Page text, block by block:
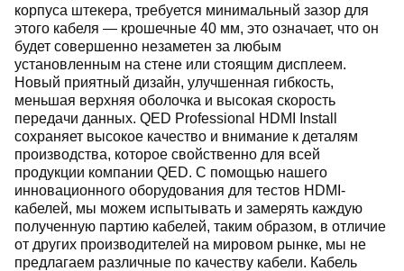
корпуса штекера, требуется минимальный зазор для
этого кабеля — крошечные 40 мм, это означает, что он
будет совершенно незаметен за любым
установленным на стене или стоящим дисплеем.
Новый приятный дизайн, улучшенная гибкость,
меньшая верхняя оболочка и высокая скорость
передачи данных. QED Professional HDMI Install
сохраняет высокое качество и внимание к деталям
производства, которое свойственно для всей
продукции компании QED. С помощью нашего
инновационного оборудования для тестов HDMI-
кабелей, мы можем испытывать и замерять каждую
полученную партию кабелей, таким образом, в отличие
от других производителей на мировом рынке, мы не
предлагаем различные по качеству кабели. Кабель